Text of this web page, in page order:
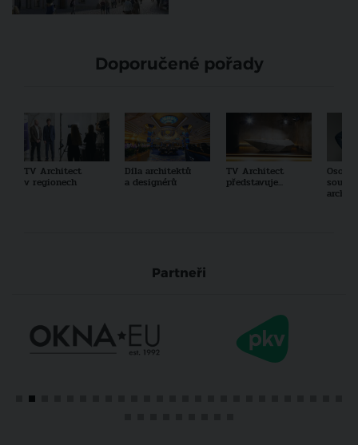
Doporučené pořady
TV Architect
v regionech
Díla architektů
a designérů
TV Architect
představuje...
Partneři